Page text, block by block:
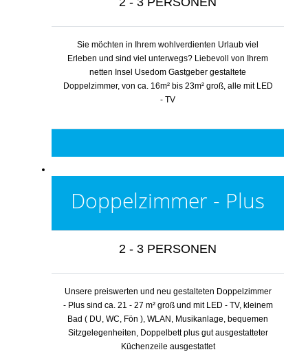
Sie möchten in Ihrem wohlverdienten Urlaub viel
Erleben und sind viel unterwegs? Liebevoll von Ihrem
netten Insel Usedom Gastgeber gestaltete
Doppelzimmer, von ca. 16m² bis 23m² groß, alle mit LED
- TV
Doppelzimmer - Plus
2 - 3 PERSONEN
Unsere preiswerten und neu gestalteten Doppelzimmer
- Plus sind ca. 21 - 27 m² groß und mit LED - TV, kleinem
Bad ( DU, WC, Fön ), WLAN, Musikanlage, bequemen
Sitzgelegenheiten, Doppelbett plus gut ausgestatteter
Küchenzeile ausgestattet